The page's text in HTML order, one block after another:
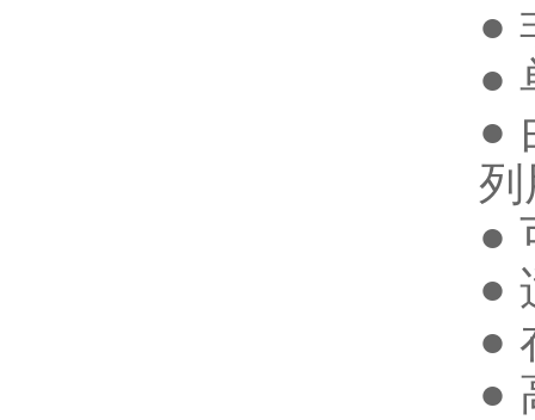
●
●
●
列
●
●
●
●